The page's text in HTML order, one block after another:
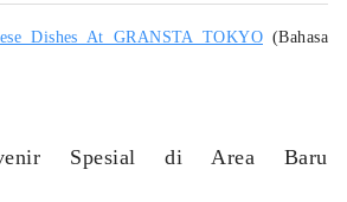
Dishes At GRANSTA TOKYO(Bahasa
Spesial di Area Baru